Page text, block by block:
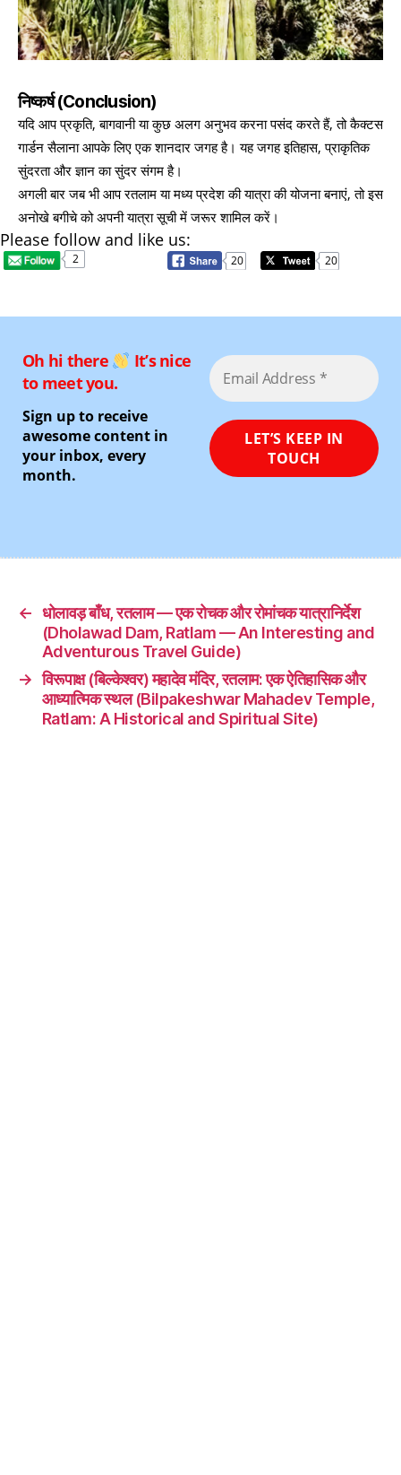
निष्कर्ष (Conclusion)
यदि आप प्रकृति, बागवानी या कुछ अलग अनुभव करना पसंद करते हैं, तो कैक्टस
गार्डन सैलाना आपके लिए एक शानदार जगह है। यह जगह इतिहास, प्राकृतिक
सुंदरता और ज्ञान का सुंदर संगम है।
अगली बार जब भी आप रतलाम या मध्य प्रदेश की यात्रा की योजना बनाएं, तो इस
अनोखे बगीचे को अपनी यात्रा सूची में जरूर शामिल करें।
Please follow and like us:
2 20 20
Oh hi there
It’s nice
to meet you.
Sign up to receive
awesome content in
your inbox, every
month.
← धोलावड़ बाँध, रतलाम — एक रोचक और रोमांचक यात्रानिर्देश
(Dholawad Dam, Ratlam — An Interesting and
Adventurous Travel Guide)
→ विरूपाक्ष (बिल्केश्वर) महादेव मंदिर, रतलाम: एक ऐतिहासिक और
आध्यात्मिक स्थल (Bilpakeshwar Mahadev Temple,
Ratlam: A Historical and Spiritual Site)